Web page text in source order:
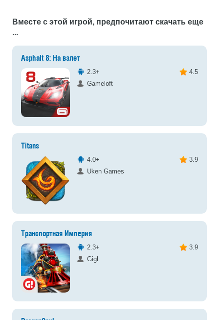
Вместе с этой игрой, предпочитают скачать еще
...
Asphalt 8: На взлет
2.3+
4.5
Gameloft
Titans
4.0+
3.9
Uken Games
Транспортная Империя
2.3+
3.9
Gigl